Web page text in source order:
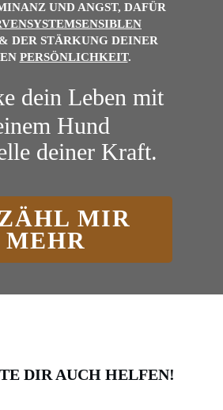
UND ANGST, DAFÜR
& DER STÄRKUNG DEINER
PERSÖNLICHKEIT.
dein Leben mit
Hund
deiner Kraft.
MIR
MEHR
DIR AUCH HELFEN!